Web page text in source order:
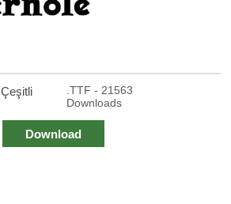
Çeşitli
.TTF - 21563
Downloads
Download